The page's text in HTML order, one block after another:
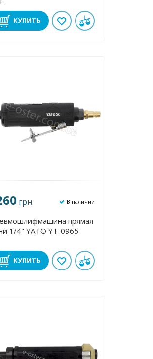
КУПИТЬ
грн В наличии
прямая
1/4" YATO YT-0965
КУПИТЬ